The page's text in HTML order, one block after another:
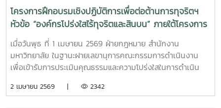
โครงการฝึกอบรมเชิงปฏิบัติการเพื่อต่อต้านการทุจริตฯ
หัวข้อ “องค์กรโปร่งใสไร้ทุจริตและสินบน” ภายใต้โครงการ
ประเมิน ITA ประจำปี 2569
เมื่อวันพุธ ที่ 1 เมษายน 2569 ฝ่ายกฎหมาย สำนักงาน
มหาวิทยาลัย ในฐานะฝายเลขานุการคณะกรรมการดำเนินงาน
เพื่อเข้ารับการประเมินคุณธรรมและความโปร่งใสในการดำเนิน
การจัดโครงการฝึกอบรมเชิงปฏิบัติการเพื่อต่อต้านการทุจริตและ
2 เมษายน 2569 | 2342